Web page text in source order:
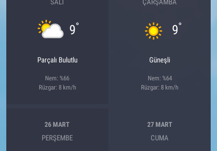
SALI
9°
Parçalı Bulutlu
Nem: %66
Rüzgar: 8 km/h
ÇARŞAMBA
9°
Güneşli
Nem: %64
Rüzgar: 8 km/h
26 MART
PERŞEMBE
27 MART
CUMA